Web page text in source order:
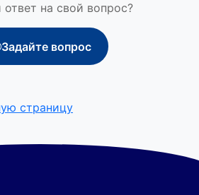
на свой вопрос?
Задайте вопрос
страницу